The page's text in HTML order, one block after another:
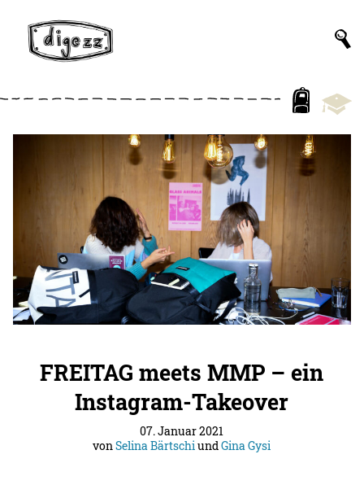
FREITAG meets MMP – ein
Instagram-Takeover
07. Januar 2021
vonSelina BärtschiundGina Gysi